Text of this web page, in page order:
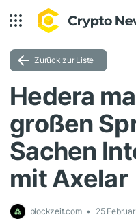
Zurück zur Liste
Hedera
großen
Sachen
mit Axelar
blockzeit.com 25